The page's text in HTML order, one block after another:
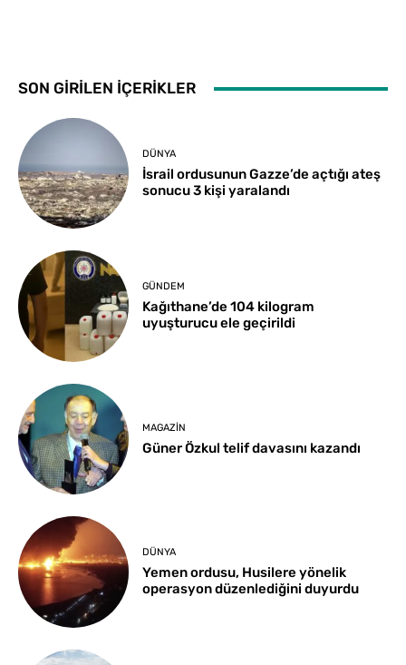
SON GİRİLEN İÇERİKLER
DÜNYA
İsrail ordusunun Gazze’de açtığı ateş
sonucu 3 kişi yaralandı
GÜNDEM
Kağıthane’de 104 kilogram
uyuşturucu ele geçirildi
MAGAZIN
Güner Özkul telif davasını kazandı
DÜNYA
Yemen ordusu, Husilere yönelik
operasyon düzenlediğini duyurdu